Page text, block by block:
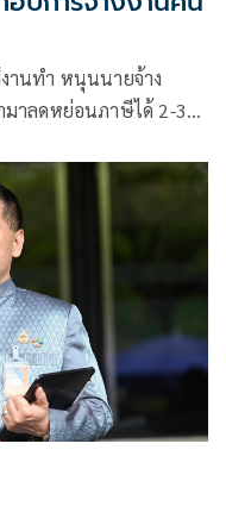
านทำ หนุนนายจ้าง
มาลดหย่อนภาษีได้ 2-3